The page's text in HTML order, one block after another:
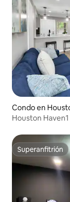
Condo en
Houston
Superanfitrión
Superanfitrión